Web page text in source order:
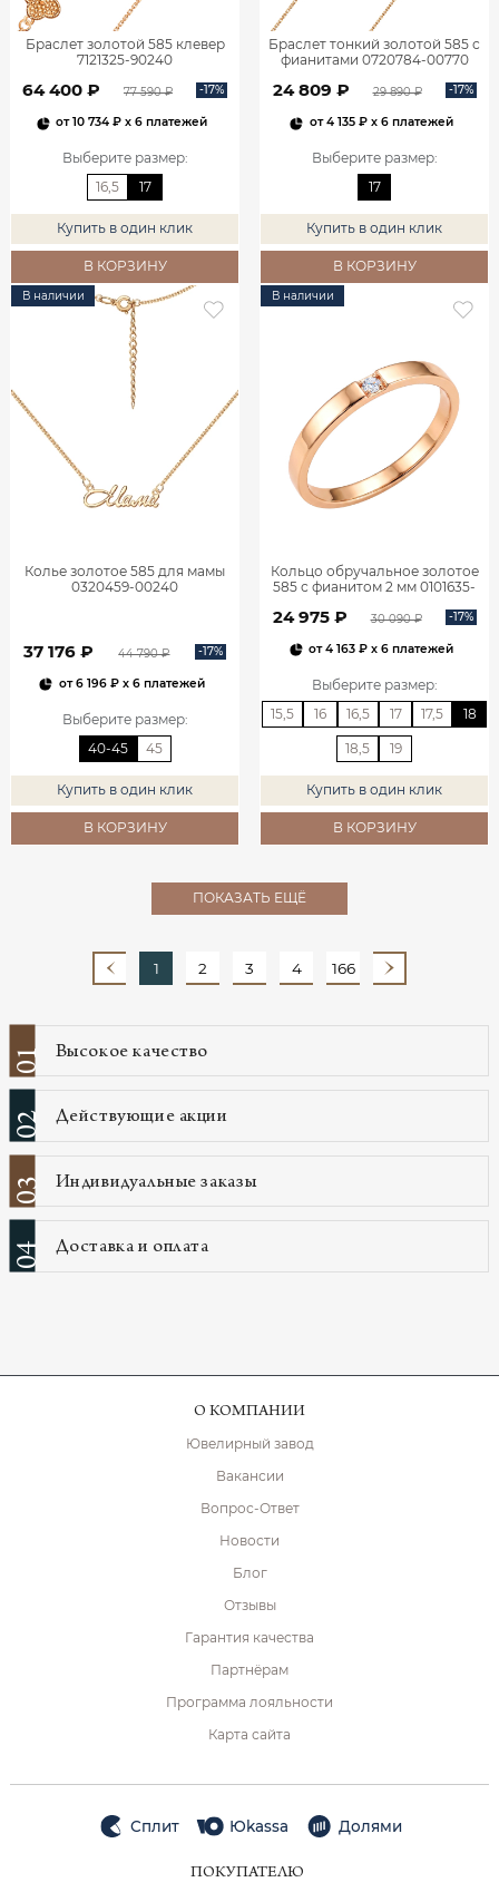
Браслет золотой 585 клевер
7121325-90240
64 400 ₽ 77 590 ₽ -17%
от10 734 ₽ x 6 платежей
Выберите размер:
16,5
17
Купить в один клик
В КОРЗИНУ
Браслет тонкий золотой 585 с
фианитами 0720784-00770
24 809 ₽ 29 890 ₽ -17%
от4 135 ₽x 6 платежей
Выберите размер:
17
Купить в один клик
В КОРЗИНУ
В наличии
Колье золотое 585 для мамы
0320459-00240
37 176 ₽ 44 790 ₽ -17%
от6 196 ₽x 6 платежей
Выберите размер:
40-45
45
Купить в один клик
В КОРЗИНУ
В наличии
Кольцо обручальное золотое
585 с фианитом 2 мм 0101635-
24 975 ₽ 30 090 ₽ -17%
от4 163 ₽ x 6 платежей
Выберите размер:
15,5
16 16,5 17 17,5 18
18,5 19
Купить в один клик
В КОРЗИНУ
ПОКАЗАТЬ ЕЩЁ
1 2 3 4 166
01 Высокое качество
02 Действующие акции
03 Индивидуальные заказы
04 Доставка и оплата
О КОМПАНИИ
Ювелирный завод
Вакансии
Вопрос-Ответ
Новости
Блог
Отзывы
Гарантия качества
Партнёрам
Программа лояльности
Карта сайта
Сплит Юkassa Долями
ПОКУПАТЕЛЮ